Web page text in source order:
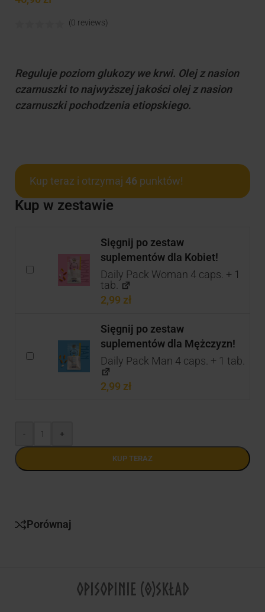
(0 reviews)
Reguluje poziom glukozy we krwi. Olej z nasion
czarnuszki to najwyższej jakości olej z nasion
czarnuszki pochodzenia etiopskiego.
Kup teraz i otrzymaj 46 punktów!
Kup w zestawie
Sięgnij po zestaw
suplementów dla Kobiet!
Daily Pack Woman 4 caps. + 1
tab.
2,99 zł
Sięgnij po zestaw
suplementów dla Mężczyzn!
Daily Pack Man 4 caps. + 1 tab.
2,99 zł
- +
KUP TERAZ
Porównaj
OPISOPINIE (0)SKŁAD